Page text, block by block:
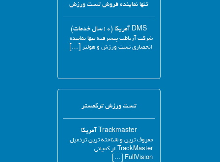
تنها نماینده فروش تست ورزش
DMS آمریکا (۱۰سال خدمات)
شرکت آریاطب پیشرفته تنها نماینده
انحصاری تست ورزش و هولتر […]
تست ورزش ترکمستر
Trackmaster آمریکا
معروف ترین و شناخته ترین تردمیل
TrackMaster از کمپانی
FullVision […]